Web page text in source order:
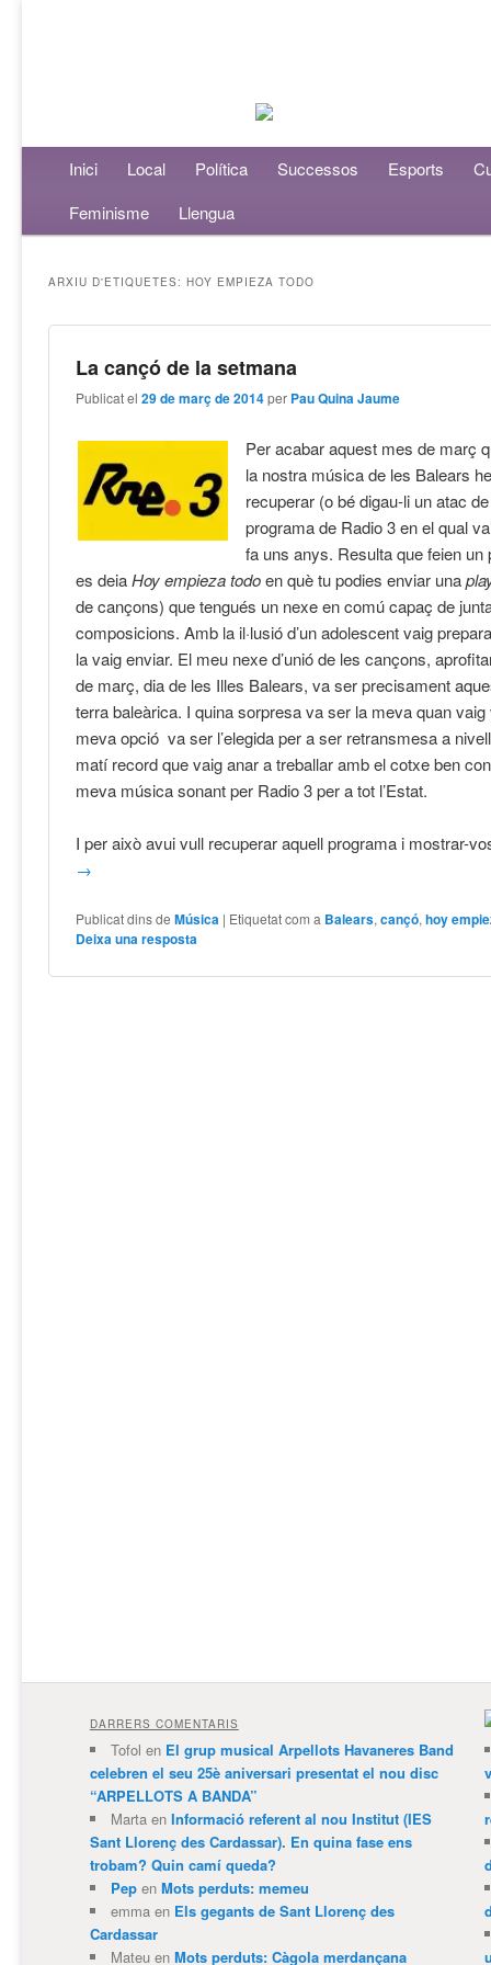
Menú principalAneu al contingut principal
Aneu al contingut secundari
Inici Local Política Successos Esports
Feminisme
Llengua
ARXIU D'ETIQUETES:HOY EMPIEZA TODO
La cançó de la setmana
Publicat el29 de març de 2014 per Pau Quina Jaume
Per acabar aquest mes de març
la nostra música de les Balears
recuperar (o bé digau-li un atac
programa de Radio 3 en el qual
fa uns anys. Resulta que feien un
es deiaHoy empieza todoen què tu podies enviar una
de cançons) que tengués un nexe en comú capaç de
composicions. Amb la il·lusió d’un adolescent vaig
la vaig enviar. El meu nexe d’unió de les cançons,
de març, dia de les Illes Balears, va ser precisament
terra baleàrica. I quina sorpresa va ser la meva quan
meva opció va ser l’elegida per a ser retransmesa a
matí record que vaig anar a treballar amb el cotxe ben
meva música sonant per Radio 3 per a tot l’Estat.
I per això avui vull recuperar aquell programa i mostrar-
→
Publicat dins de Música | Etiquetat com a Balears,cançó,hoy
Deixa una resposta
DARRERS COMENTARIS
Tofol en El grup musical Arpellots Havaneres Band
celebren el seu 25è aniversari presentat el nou disc
“ARPELLOTS A BANDA”
Martaen Informació referent al nou Institut (IES
Sant Llorenç des Cardassar). En quina fase ens
trobam? Quin camí queda?
Pepen Mots perduts: memeu
emmaen Els gegants de Sant Llorenç des
Cardassar
Mateuen Mots perduts: Càgola merdançana